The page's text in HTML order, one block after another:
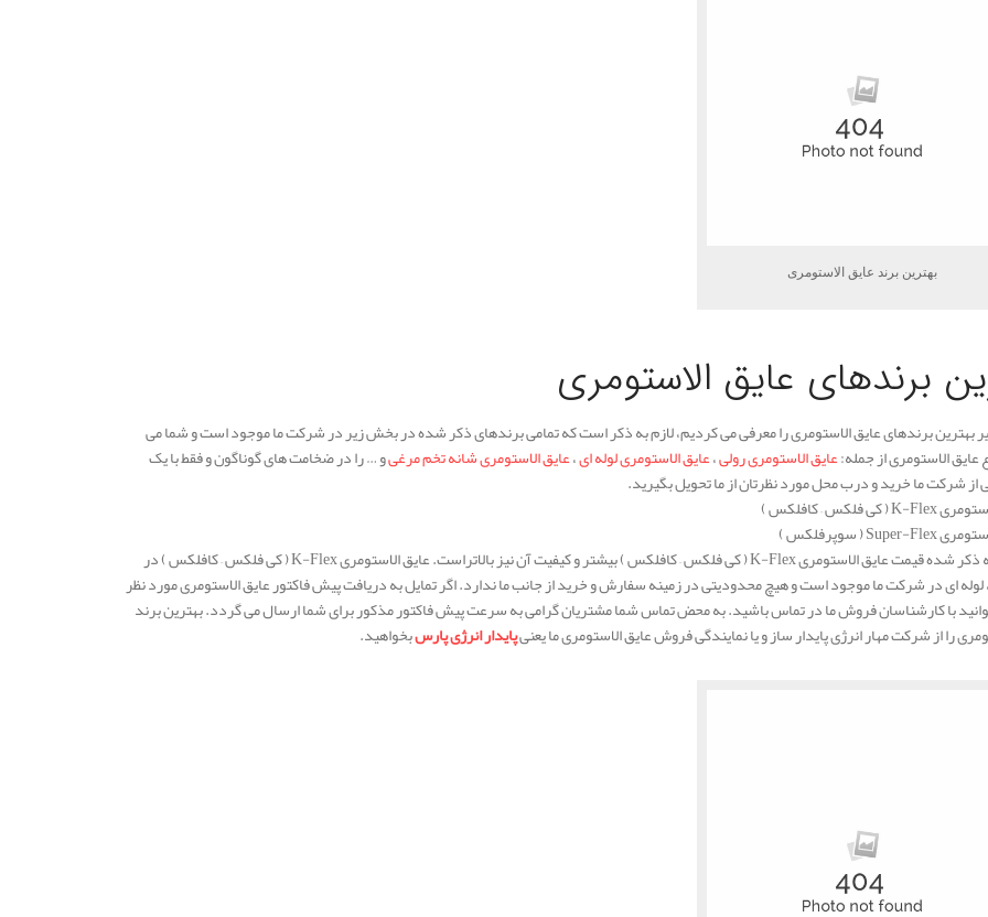
بهترین برند عایق الاستومری
برندهای عایق الاستومری
بهترین برندهای عایق الاستومری را معرفی می کردیم، لازم به ذکر است که تمامی برندهای ذکر شده در بخش زیر در شرکت ما موجود است و شما می
عایق الاستومری از جمله:عایق الاستومری رولی،عایق الاستومری لوله ای،عایق الاستومری شانه تخم مرغیو … را در ضخامت های گوناگون و فقط با یک
از شرکت ما خرید و درب محل مورد نظرتان از ما تحویل بگیرید.
از دو دسته ذکر شده قیمت عایق الاستومری K-Flex ( کی فلکس – کافلکس ) بیشتر و کیفیت آن نیز بالاتراست. عایق الاستومری K-Flex ( کی فلکس – کافلکس ) در
لوله ای در شرکت ما موجود است و هیچ محدودیتی در زمینه سفارش و خرید از جانب ما ندارد. اگر تمایل به دریافت پیش فاکتور عایق الاستومری مورد نظر
با کارشناسان فروش ما در تماس باشید. به محض تماس شما مشتریان گرامی به سرعت پیش فاکتور مذکور برای شما ارسال می گردد. بهترین برند
را از شرکت مهار انرژی پایدار ساز و یا نمایندگی فروش عایق الاستومری ما یعنیپایدار انرژی پارسبخواهید.